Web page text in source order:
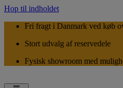
Hop til indholdet
Fri fragt i Danmark ved køb
Stort udvalg af reservedele
Fysisk showroom med